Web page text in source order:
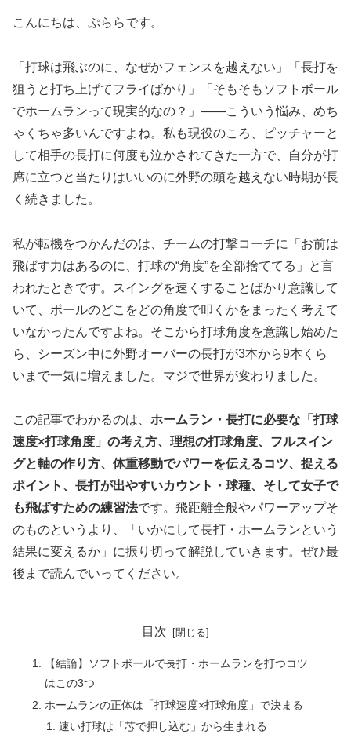
こんにちは、ぷららです。
「打球は飛ぶのに、なぜかフェンスを越えない」「長打を
狙うと打ち上げてフライばかり」「そもそもソフトボール
でホームランって現実的なの？」——こういう悩み、めち
ゃくちゃ多いんですよね。私も現役のころ、ピッチャーと
して相手の長打に何度も泣かされてきた一方で、自分が打
席に立つと当たりはいいのに外野の頭を越えない時期が長
く続きました。
私が転機をつかんだのは、チームの打撃コーチに「お前は
飛ばす力はあるのに、打球の“角度”を全部捨ててる」と言
われたときです。スイングを速くすることばかり意識して
いて、ボールのどこをどの角度で叩くかをまったく考えて
いなかったんですよね。そこから打球角度を意識し始めた
ら、シーズン中に外野オーバーの長打が3本から9本くら
いまで一気に増えました。マジで世界が変わりました。
この記事でわかるのは、 ホームラン・長打に必要な「打球
速度×打球角度」の考え方、理想の打球角度、フルスイン
グと軸の作り方、体重移動でパワーを伝えるコツ、捉える
ポイント、長打が出やすいカウント・球種、そして女子で
も飛ばすための練習法です。飛距離全般やパワーアップそ
のものというより、「いかにして長打・ホームランという
結果に変えるか」に振り切って解説していきます。ぜひ最
後まで読んでいってください。
目次
【結論】ソフトボールで長打・ホームランを打つコツ
はこの3つ
ホームランの正体は「打球速度×打球角度」で決まる
速い打球は「芯で押し込む」から生まれる